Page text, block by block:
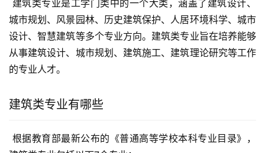
城市规划、风景园林、历史建筑保护、人居环境科学、城市
设计、智慧建筑等多个专业方向。建筑类专业旨在培养能够
从事建筑设计、城市规划、建筑施工、建筑理论研究等工作
的专业人才。
建筑类专业有哪些